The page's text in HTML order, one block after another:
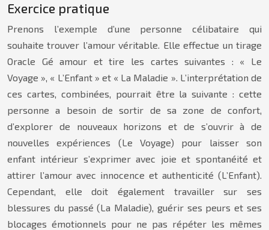
Exercice pratique
Prenons l’exemple d’une personne célibataire qui
souhaite trouver l’amour véritable. Elle effectue un tirage
Oracle Gé amour et tire les cartes suivantes : « Le
Voyage », « L’Enfant » et « La Maladie ». L’interprétation de
ces cartes, combinées, pourrait être la suivante : cette
personne a besoin de sortir de sa zone de confort,
d’explorer de nouveaux horizons et de s’ouvrir à de
nouvelles expériences (Le Voyage) pour laisser son
enfant intérieur s’exprimer avec joie et spontanéité et
attirer l’amour avec innocence et authenticité (L’Enfant).
Cependant, elle doit également travailler sur ses
blessures du passé (La Maladie), guérir ses peurs et ses
blocages émotionnels pour ne pas répéter les mêmes